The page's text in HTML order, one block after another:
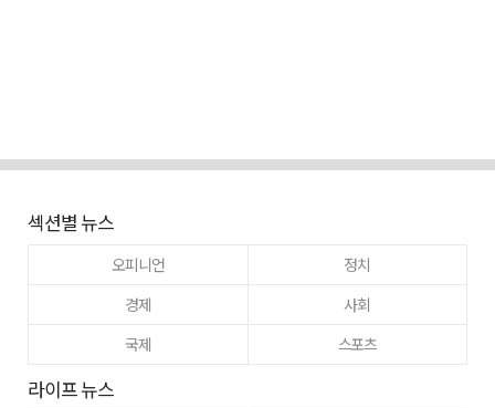
섹션별 뉴스
오피니언
정치
경제
사회
국제
스포츠
라이프 뉴스